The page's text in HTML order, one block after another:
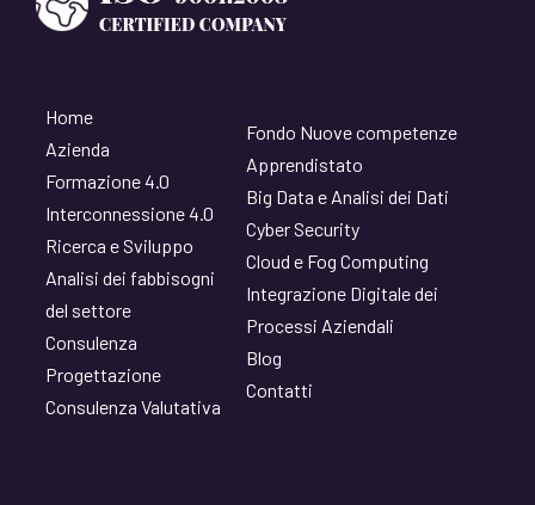
Home
Azienda
Formazione 4.0
Interconnessione 4.0
Ricerca e Sviluppo
Analisi dei fabbisogni
del settore
Consulenza
Progettazione
Consulenza Valutativa
Fondo Nuove competenze
Apprendistato
Big Data e Analisi dei Dati
Cyber Security
Cloud e Fog Computing
Integrazione Digitale dei
Processi Aziendali
Blog
Contatti